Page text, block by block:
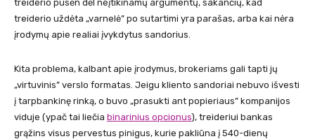
treiderio pusėn dėl neįtikinamų argumentų, sakančių, kad
treiderio uždėta „varnelė” po sutartimi yra parašas, arba kai nėra
įrodymų apie realiai įvykdytus sandorius.
Kita problema, kalbant apie įrodymus, brokeriams gali tapti jų
„virtuvinis” verslo formatas. Jeigu kliento sandoriai nebuvo išvesti
į tarpbankinę rinką, o buvo „prasukti ant popieriaus” kompanijos
viduje (ypač tai liečia binarinius opcionus), treideriui bankas
grąžins visus pervestus pinigus, kurie pakliūna į 540-dienų